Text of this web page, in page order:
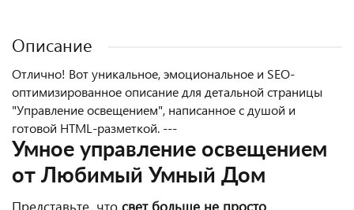
Описание
Отлично! Вот уникальное, эмоциональное и SEO-
оптимизированное описание для детальной страницы
"Управление освещением", написанное с душой и
готовой HTML-разметкой. ---
Умное управление освещением
от Любимый Умный Дом